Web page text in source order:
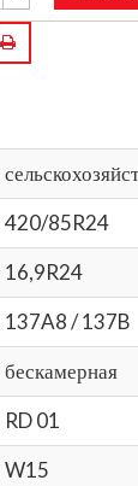
420/85R24
16,9R24
137A8 / 137B
бескамерная
RD 01
W15